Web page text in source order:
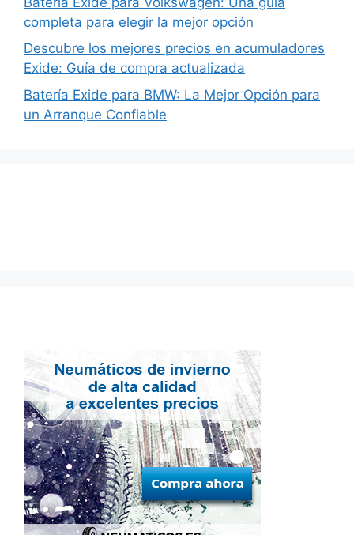
completa para elegir la mejor opción
Descubre los mejores precios en acumuladores
Exide: Guía de compra actualizada
Batería Exide para BMW: La Mejor Opción para
un Arranque Confiable